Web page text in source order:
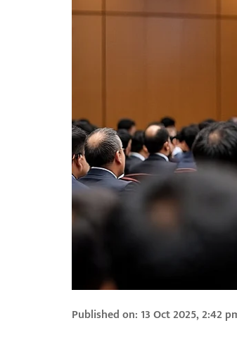
Published on: 13 Oct 2025, 2:42